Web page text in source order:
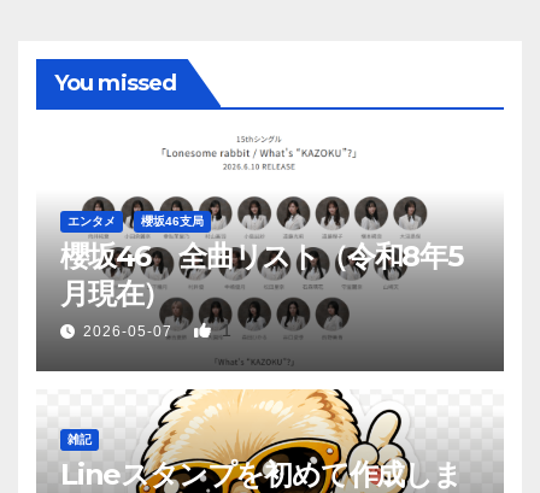
You missed
エンタメ 櫻坂46支局
櫻坂46 全曲リスト（令和8年5
月現在）
2026-05-07 1
雑記
Lineスタンプを初めて作成しま